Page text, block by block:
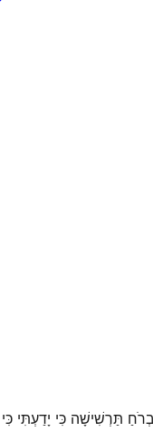
תַּרְשִׁישָׁה כִּי יָדַעְתִּי